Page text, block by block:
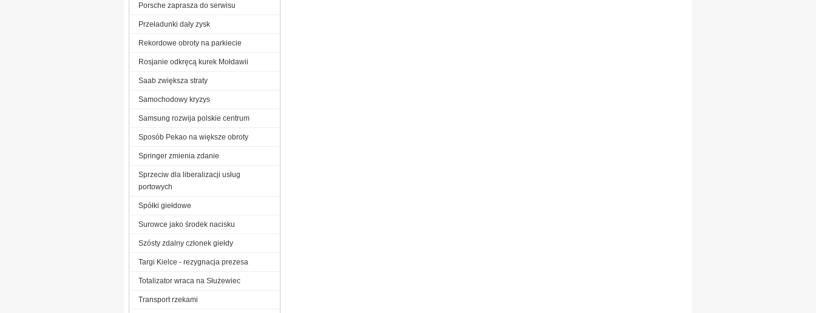
Porsche zaprasza do serwisu
Przeładunki dały zysk
Rekordowe obroty na parkiecie
Rosjanie odkręcą kurek Mołdawii
Saab zwiększa straty
Samochodowy kryzys
Samsung rozwija polskie centrum
Sposób Pekao na większe obroty
Springer zmienia zdanie
Sprzeciw dla liberalizacji usług
portowych
Spółki giełdowe
Surowce jako środek nacisku
Szósty zdalny członek giełdy
Targi Kielce - rezygnacja prezesa
Totalizator wraca na Służewiec
Transport rzekami